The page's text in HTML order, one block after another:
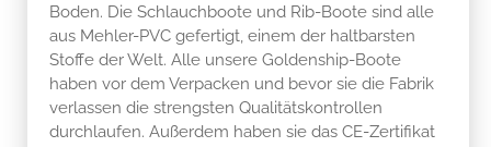
Boden. Die Schlauchboote und Rib-Boote sind alle
aus Mehler-PVC gefertigt, einem der haltbarsten
Stoffe der Welt. Alle unsere Goldenship-Boote
haben vor dem Verpacken und bevor sie die Fabrik
verlassen die strengsten Qualitätskontrollen
durchlaufen. Außerdem haben sie das CE-Zertifikat